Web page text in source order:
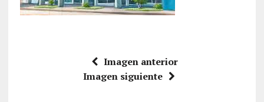
Imagen anterior
Imagen siguiente